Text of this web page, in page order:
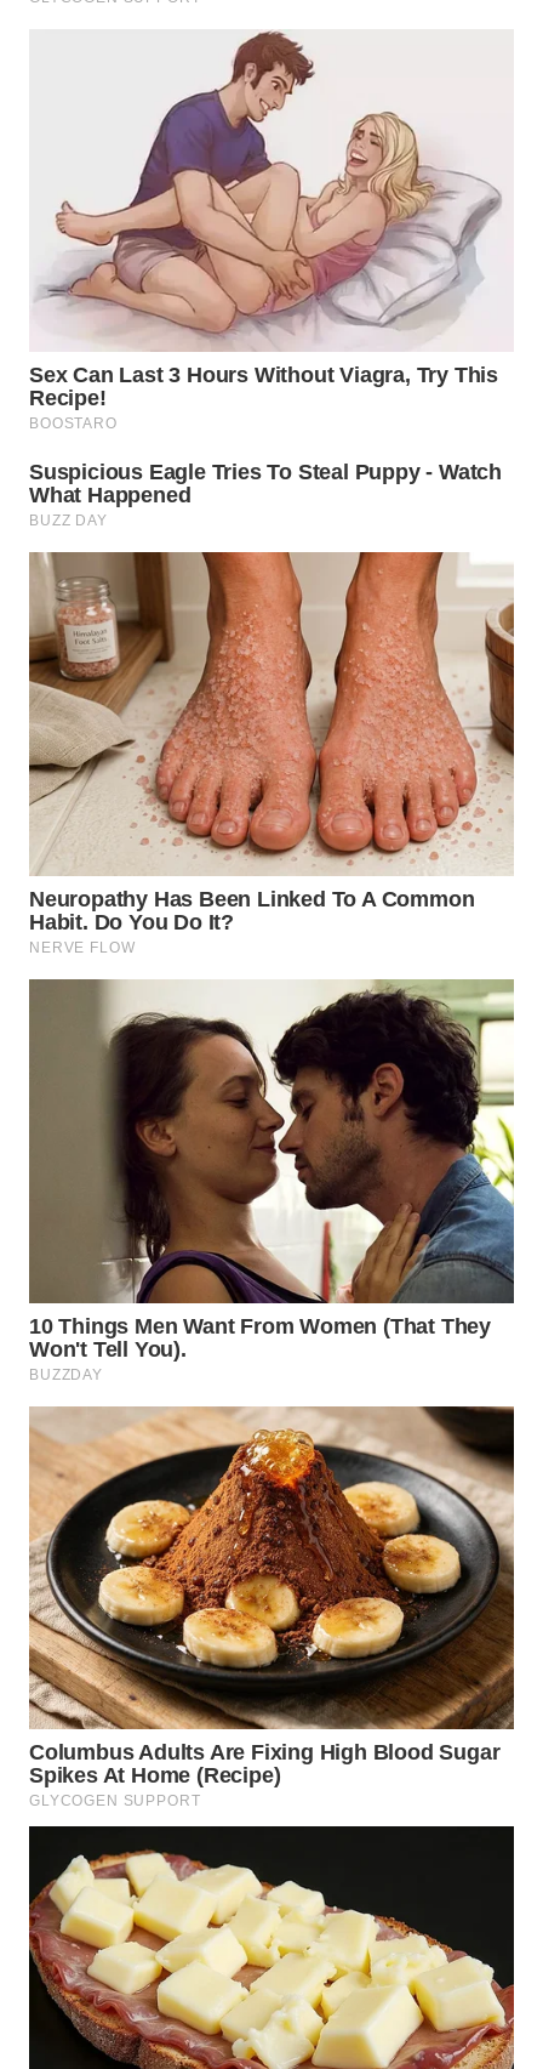
WN
SIMALUNGUN
LABUHANBATU
WN
TENGAH
SERDANG
WN
TEBING
TINGGI
WN
PAKPAK
KARAWANG
WN
BEKASI
BOGOR
WN
SAMOSIR
LAWAS
WN
SUMEDANG
WN
CIANJUR
WN
KEPULAUAN
SERIBU
WN
TANGERANG
WN
BINJAI
WN
CIREBON